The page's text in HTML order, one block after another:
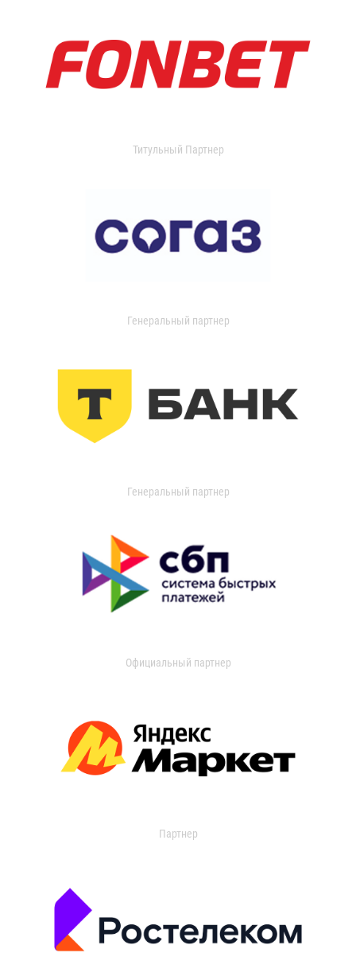
Титульный Партнер
Генеральный партнер
Генеральный партнер
Официальный партнер
Партнер